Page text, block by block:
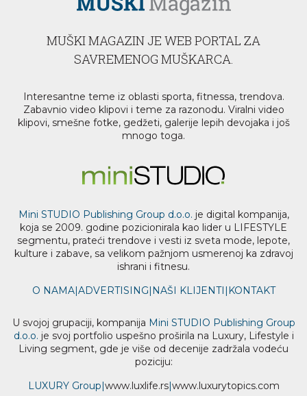
MUŠKI MAGAZIN JE WEB PORTAL ZA
SAVREMENOG MUŠKARCA.
Interesantne teme iz oblasti sporta, fitnessa, trendova.
Zabavnio video klipovi i teme za razonodu. Viralni video
klipovi, smešne fotke, gedžeti, galerije lepih devojaka i još
mnogo toga.
Mini STUDIO Publishing Group d.o.o. je digital kompanija,
koja se 2009. godine pozicionirala kao lider u LIFESTYLE
segmentu, prateći trendove i vesti iz sveta mode, lepote,
kulture i zabave, sa velikom pažnjom usmerenoj ka zdravoj
ishrani i fitnesu.
O NAMA|ADVERTISING| NAŠI KLIJENTI | KONTAKT
U svojoj grupaciji, kompanija Mini STUDIO Publishing Group
d.o.o. je svoj portfolio uspešno proširila na Luxury, Lifestyle i
Living segment, gde je više od decenije zadržala vodeću
poziciju:
LUXURY Group|www.luxlife.rs|www.luxurytopics.com